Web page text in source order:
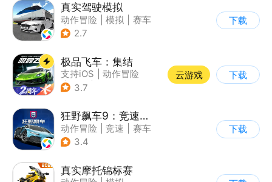
真实驾驶模拟
动作冒险 模拟
赛车
| 漂移
2.7
下载
极品飞车：集结
支持iOS
动作冒险
| 竞速
3.7
云游戏 下载
狂野飙车9：竞速传奇
动作冒险 竞速
赛车
| 狂野飙车
3.4
下载
真实摩托锦标赛